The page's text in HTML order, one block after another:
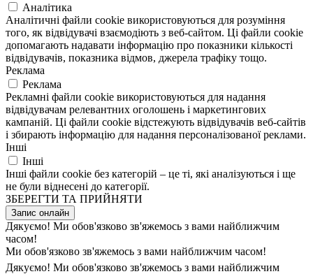
Аналітика
Аналітичні файли cookie використовуються для розуміння
того, як відвідувачі взаємодіють з веб-сайтом. Ці файли cookie
допомагають надавати інформацію про показники кількості
відвідувачів, показника відмов, джерела трафіку тощо.
Реклама
Реклама
Рекламні файли cookie використовуються для надання
відвідувачам релевантних оголошень і маркетингових
кампаній. Ці файли cookie відстежують відвідувачів веб-сайтів
і збирають інформацію для надання персоналізованої реклами.
Інші
Інші
Інші файли cookie без категорій – це ті, які аналізуються і ще
не були віднесені до категорії.
ЗБЕРЕГТИ ТА ПРИЙНЯТИ
Запис онлайн
Дякуємо! Ми обов'язково зв'яжемось з вами найближчим
часом!
Ми обов'язково зв'яжемось з вами найближчим часом!
Дякуємо! Ми обов'язково зв'яжемось з вами найближчим